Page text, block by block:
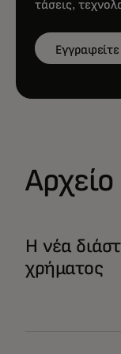
τάσεις,
Εγγραφείτε
Αρχείο
Η νέα
χρήματος
opens in a new